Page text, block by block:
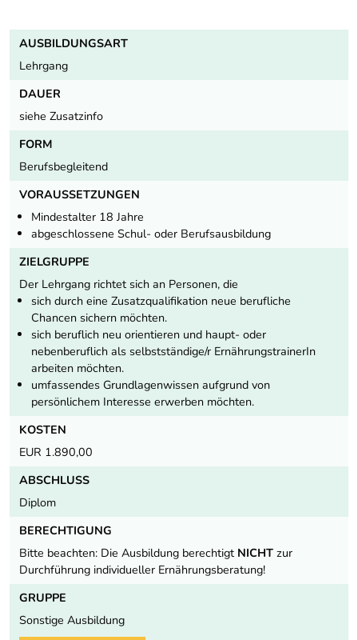
AUSBILDUNGSART
Lehrgang
DAUER
siehe Zusatzinfo
FORM
Berufsbegleitend
VORAUSSETZUNGEN
Mindestalter 18 Jahre
abgeschlossene Schul- oder Berufsausbildung
ZIELGRUPPE
Der Lehrgang richtet sich an Personen, die
sich durch eine Zusatzqualifikation neue berufliche
Chancen sichern möchten.
sich beruflich neu orientieren und haupt- oder
nebenberuflich als selbstständige/r ErnährungstrainerIn
arbeiten möchten.
umfassendes Grundlagenwissen aufgrund von
persönlichem Interesse erwerben möchten.
KOSTEN
EUR 1.890,00
ABSCHLUSS
Diplom
BERECHTIGUNG
Bitte beachten: Die Ausbildung berechtigt NICHT zur
Durchführung individueller Ernährungsberatung!
GRUPPE
Sonstige Ausbildung